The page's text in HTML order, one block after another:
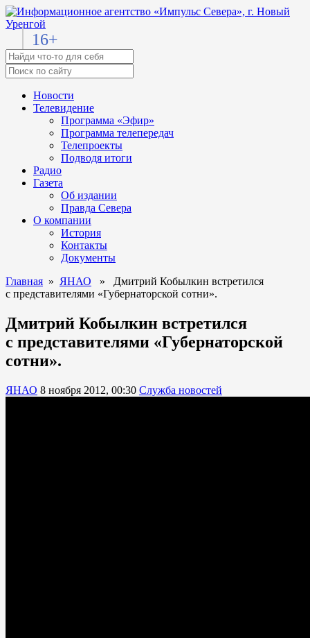
16+
Новости
Телевидение
Программа «Эфир»
Программа телепередач
Телепроекты
Подводя итоги
Радио
Газета
Об издании
Правда Севера
О компании
История
Контакты
Документы
Главная » ЯНАО » Дмитрий Кобылкин встретился
с представителями «Губернаторской сотни».
Дмитрий Кобылкин встретился
с представителями «Губернаторской
сотни».
ЯНАО 8 ноября 2012, 00:30 Служба новостей